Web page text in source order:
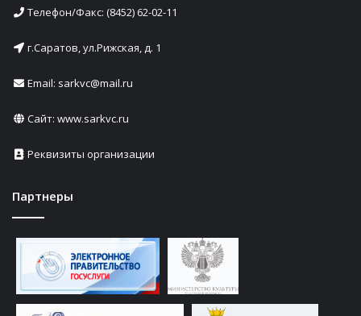
Телефон/Факс: (8452) 62-02-11
г.Саратов, ул.Рижская, д. 1
Email: sarkvc@mail.ru
Сайт: www.sarkvc.ru
Реквизиты организации
Партнеры